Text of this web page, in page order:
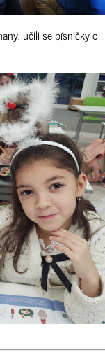
učili se písničky o